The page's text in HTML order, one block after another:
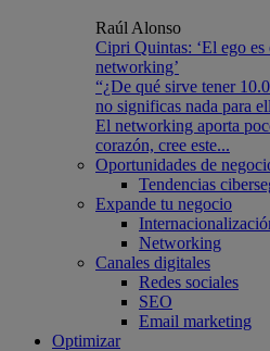
Raúl Alonso
Cipri Quintas: ‘El ego
networking’
“¿De qué sirve tener
no significas nada para
El networking aporta
corazón, cree este...
Oportunidades de
Tendencias
Expande tu negocio
Networking
Canales digitales
Redes sociales
SEO
Email marketing
Optimizar